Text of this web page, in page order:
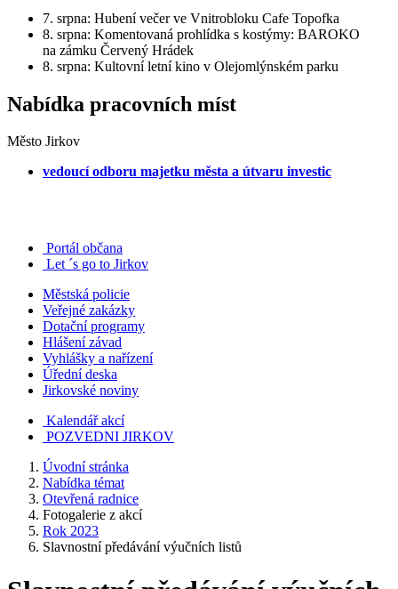
7. srpna: Hubení večer ve Vnitrobloku Cafe Topofka
8. srpna: Komentovaná prohlídka s kostýmy: BAROKO
na zámku Červený Hrádek
8. srpna: Kultovní letní kino v Olejomlýnském parku
Nabídka pracovních míst
Město Jirkov
vedoucí odboru majetku města a útvaru investic
Portál občana
Let ´s go to Jirkov
Městská policie
Veřejné zakázky
Dotační programy
Hlášení závad
Vyhlášky a nařízení
Úřední deska
Jirkovské noviny
Kalendář akcí
POZVEDNI JIRKOV
Úvodní stránka
Nabídka témat
Otevřená radnice
Fotogalerie z akcí
Rok 2023
Slavnostní předávání výučních listů